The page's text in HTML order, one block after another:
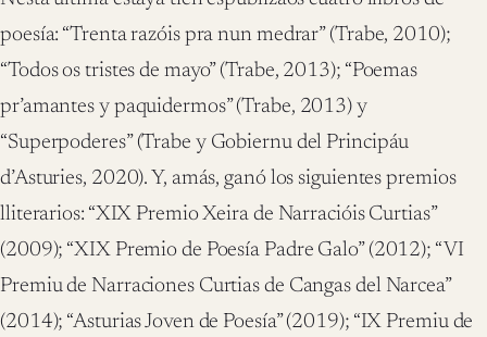
poesía: “Trenta razóis pra nun medrar” (Trabe, 2010);
“Todos os tristes de mayo” (Trabe, 2013); “Poemas
pr’amantes y paquidermos” (Trabe, 2013) y
“Superpoderes” (Trabe y Gobiernu del Principáu
d’Asturies, 2020). Y, amás, ganó los siguientes premios
lliterarios: “XIX Premio Xeira de Narracióis Curtias”
(2009); “XIX Premio de Poesía Padre Galo” (2012); “VI
Premiu de Narraciones Curtias de Cangas del Narcea”
(2014); “Asturias Joven de Poesía” (2019); “IX Premiu de